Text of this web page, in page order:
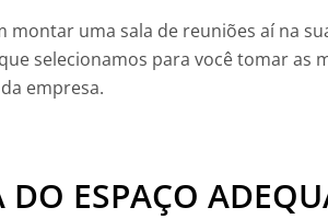
montar uma sala de reuniões aí na
selecionamos para você tomar as
empresa.
DO ESPAÇO